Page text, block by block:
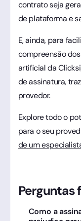
contrato seja
de plataforma e
E, ainda, para
compreensão
artificial da
de assinatura,
provedor.
Explore todo o
para o seu
de um
Perguntas
Como a